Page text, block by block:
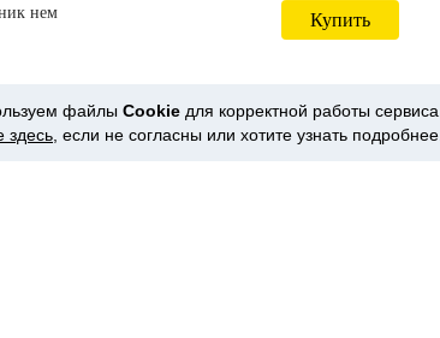
нем
Купить
ITSMOS.
файлы Cookie для корректной работы сервиса.
здесь , если не согласны или хотите узнать подробнее.